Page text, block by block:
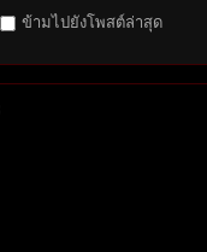
ข้ามไปยังโพสต์ล่าสุด